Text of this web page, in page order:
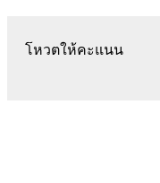
โหวตให้คะแนน